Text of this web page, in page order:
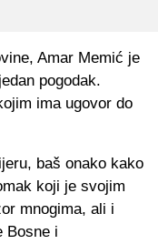
Amar Memić je
pogodak.
ima ugovor do
baš onako kako
koji je svojim
mnogima, ali i
Bosne i